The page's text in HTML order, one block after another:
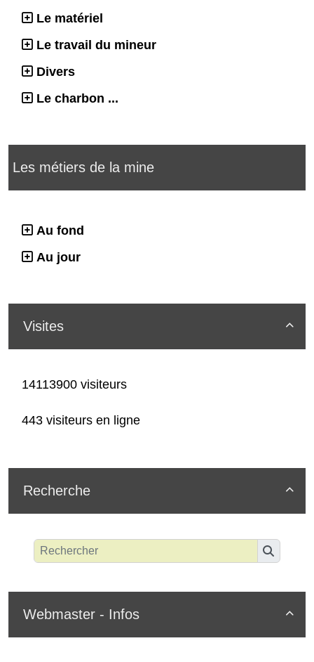
Le matériel
Le travail du mineur
Divers
Le charbon ...
Les métiers de la mine
Au fond
Au jour

Visites
14113900 visiteurs
443 visiteurs en ligne

Recherche

Webmaster - Infos